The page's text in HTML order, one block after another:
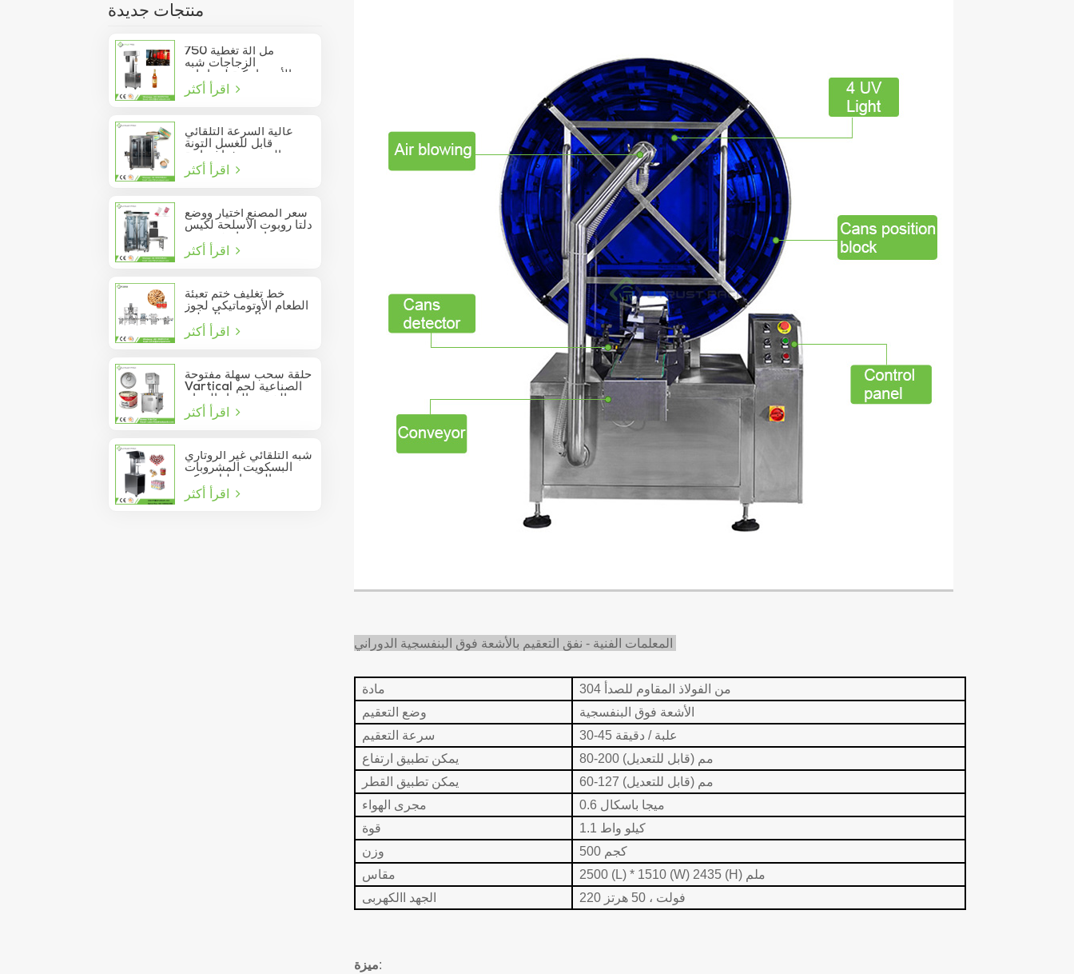
منتجات جديدة
750 مل آلة تغطية
الزجاجات شبه
الأوتوماتيكية لزجاجات
النبيذ الزجاجية
عالية السرعة التلقائي
قابل للغسل التونة
السردين فراغ حاوية
المأكولات البحرية القصدير
يمكن السدادة
سعر المصنع اختيار ووضع
دلتا روبوت الأسلحة لكيس
عصا تتحرك في مربع
خط تغليف ختم تعبئة
الطعام الأوتوماتيكي لجوز
حلقة سحب سهلة مفتوحة
Vartical الصناعية لحم
الخنزير الغداء الدجاج
صدور اللحوم الغذاء يمكن
فراغ آلة ختم
شبه التلقائي غير الروتاري
البسكويت المشروبات
عصير الصودا دليل يمكن
السدادة
مادة
304 من الفولاذ المقاوم للصدأ
وضع التعقيم
الأشعة فوق البنفسجية
سرعة التعقيم
30-45 علبة / دقيقة
يمكن تطبيق ارتفاع
80-200 مم (قابل للتعديل)
يمكن تطبيق القطر
60-127 مم (قابل للتعديل)
مجرى الهواء
0.6 ميجا باسكال
قوة
1.1 كيلو واط
وزن
500 كجم
مقاس
2500 (L) * 1510 (W) 2435 (H) ملم
الجهد االكهربى
220 فولت ، 50 هرتز
ميزة: